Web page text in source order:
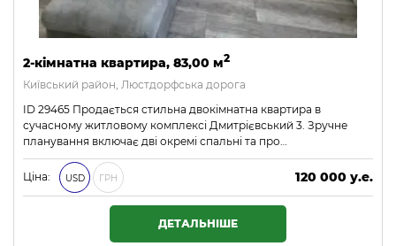
2-кімнатна квартира, 83,00 м2
Київський район, Люстдорфська дорога
ID 29465 Продається стильна двокімнатна квартира в
сучасному житловому комплексі Дмитрієвський 3. Зручне
планування включає дві окремі спальні та про…
Ціна: USD ГРН
120 000 у.е.
5 160 000 ₴
ДЕТАЛЬНІШЕ